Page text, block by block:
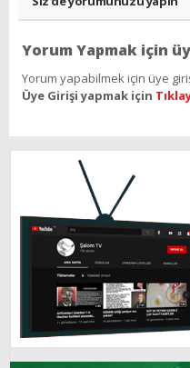
Yorum Yapmak için
Yorum yapabilmek için üye
Üye Girişi yapmak için